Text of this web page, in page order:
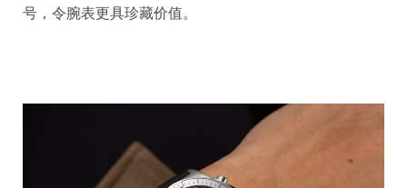
号，令腕表更具珍藏价值。